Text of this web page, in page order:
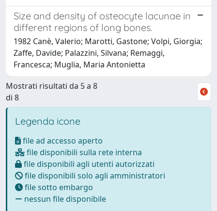
Size and density of osteocyte lacunae in
different regions of long bones.
1982 Canè, Valerio; Marotti, Gastone; Volpi, Giorgia;
Zaffe, Davide; Palazzini, Silvana; Remaggi,
Francesca; Muglia, Maria Antonietta
Mostrati risultati da 5 a 8
di 8
Legenda icone
file ad accesso aperto
file disponibili sulla rete interna
file disponibili agli utenti autorizzati
file disponibili solo agli amministratori
file sotto embargo
nessun file disponibile